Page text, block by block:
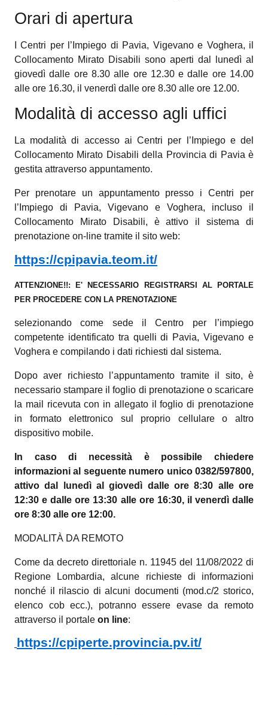
Orari di apertura
I Centri per l’Impiego di Pavia, Vigevano e Voghera, il
Collocamento Mirato Disabili sono aperti dal lunedì al
giovedì dalle ore 8.30 alle ore 12.30 e dalle ore 14.00
alle ore 16.30, il venerdì dalle ore 8.30 alle ore 12.00.
Modalità di accesso agli uffici
La modalità di accesso ai Centri per l’Impiego e del
Collocamento Mirato Disabili della Provincia di Pavia è
gestita attraverso appuntamento.
Per prenotare un appuntamento presso i Centri per
l’Impiego di Pavia, Vigevano e Voghera, incluso il
Collocamento Mirato Disabili, è attivo il sistema di
prenotazione on-line tramite il sito web:
https://cpipavia.teom.it/
ATTENZIONE!!: E' NECESSARIO REGISTRARSI AL PORTALE
PER PROCEDERE CON LA PRENOTAZIONE
selezionando come sede il Centro per l’impiego
competente identificato tra quelli di Pavia, Vigevano e
Voghera e compilando i dati richiesti dal sistema.
Dopo aver richiesto l’appuntamento tramite il sito, è
necessario stampare il foglio di prenotazione o scaricare
la mail ricevuta con in allegato il foglio di prenotazione
in formato elettronico sul proprio cellulare o altro
dispositivo mobile.
In caso di necessità è possibile chiedere
informazioni al seguente numero unico 0382/597800,
attivo dal lunedì al giovedì dalle ore 8:30 alle ore
12:30 e dalle ore 13:30 alle ore 16:30, il venerdì dalle
ore 8:30 alle ore 12:00.
MODALITÀ DA REMOTO
Come da decreto direttoriale n. 11945 del 11/08/2022 di
Regione Lombardia, alcune richieste di informazioni
nonché il rilascio di alcuni documenti (mod.c/2 storico,
elenco cob ecc.), potranno essere evase da remoto
attraverso il portale on line:
https://cpiperte.provincia.pv.it/